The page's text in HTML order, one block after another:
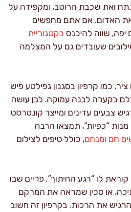
ואת שכבת הרוטב, ומקפידה על
את האדום. אם אתם מחפשים
שווה להיכנס בקטגוריית
שעובדים גם על המצלמה
כמו קרפיון בסגנון גפילטע פיש
בקערה לבנה עמוקה. לבן עושה
צבעים עדינים ומייצר קונטרסט
“כפיות”, תמצאו הרבה
חם ומנחם, כולל טיפים לצילום
לו “רגע החיתוך”. פריים שבו
או סכין שמראה את המרקם
את הרכות. בקרפיון זה חשוב